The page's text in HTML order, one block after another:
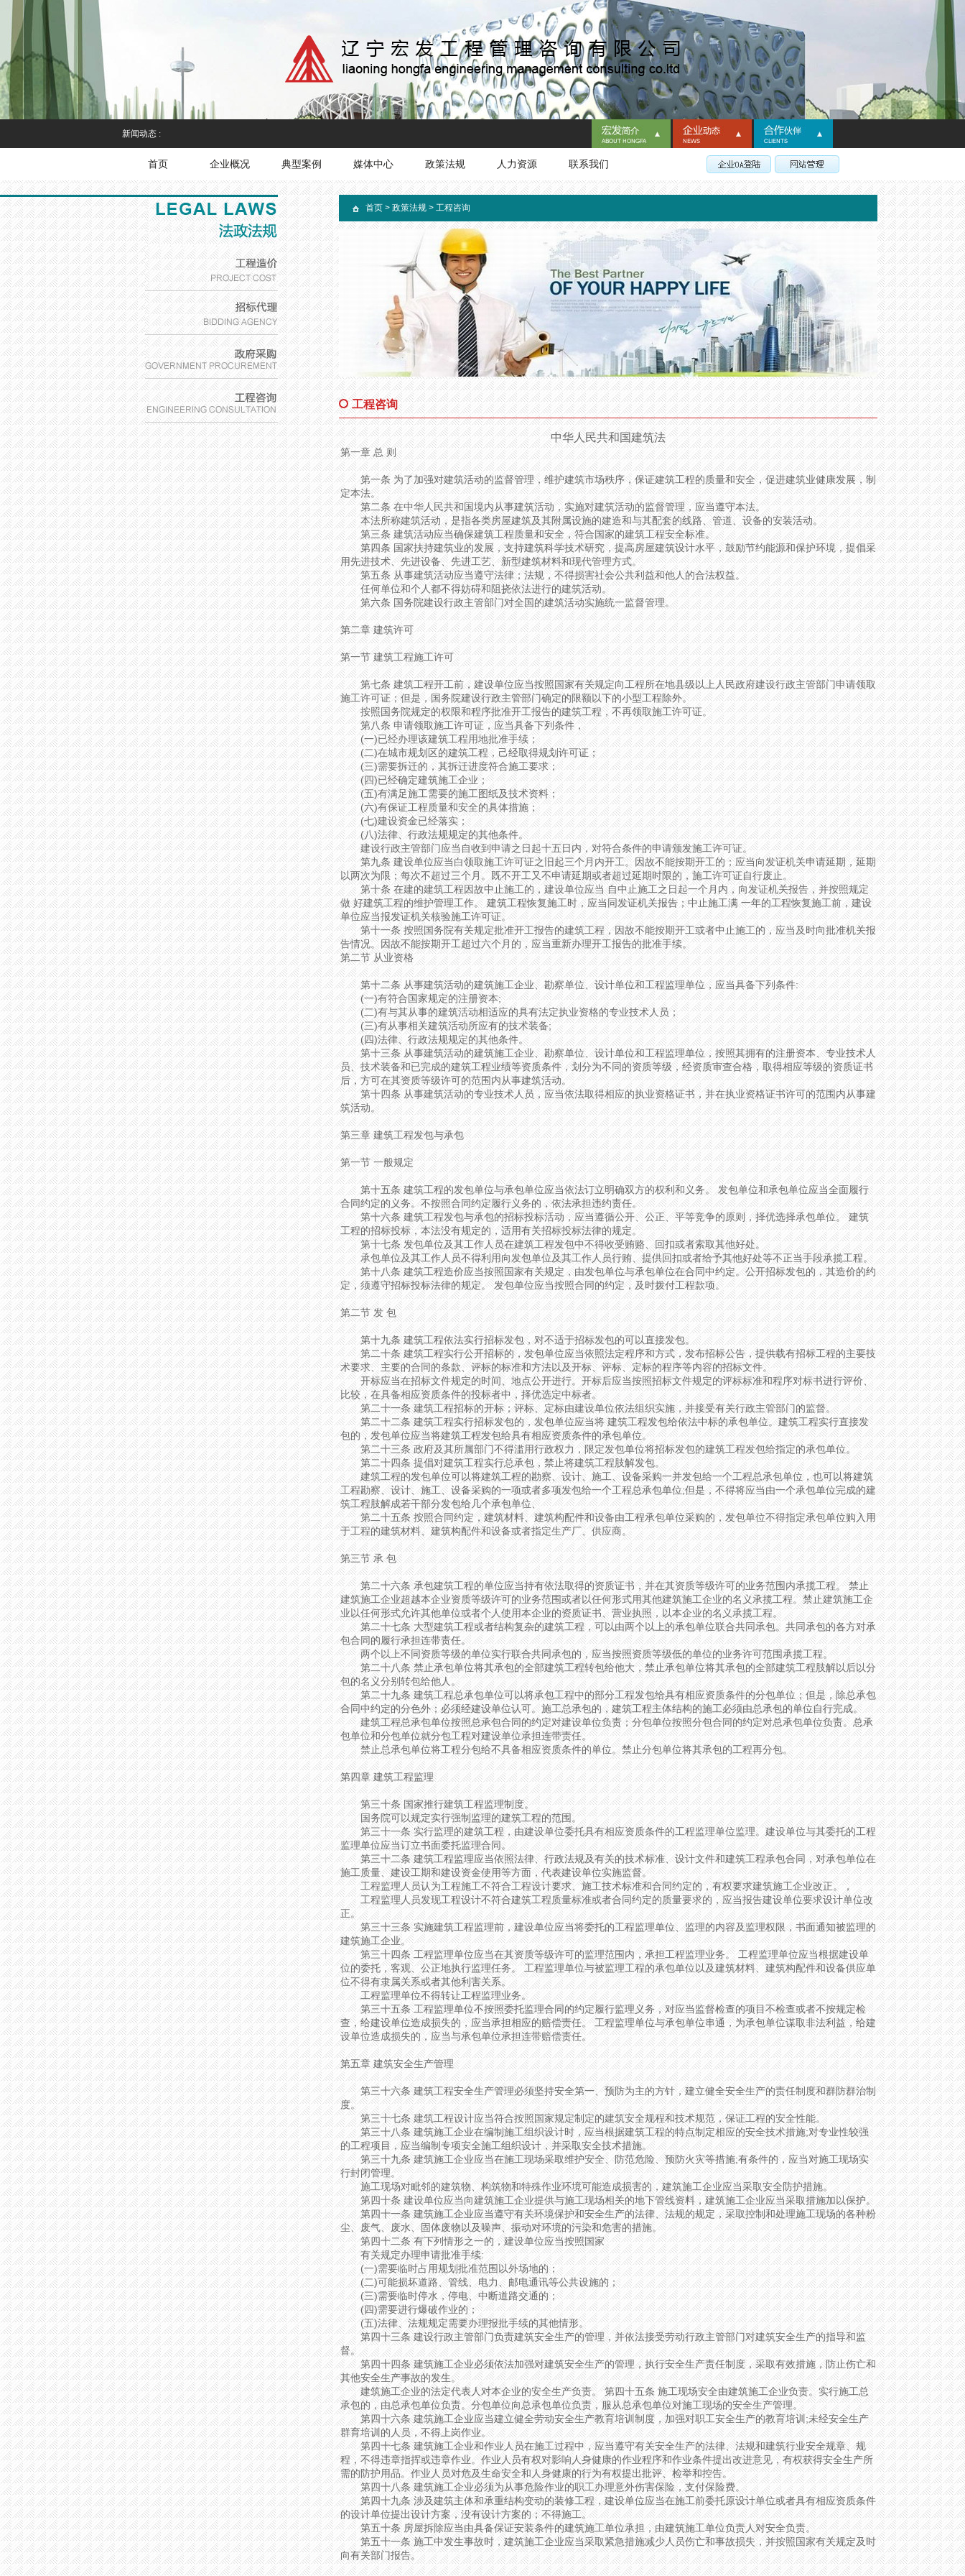
新闻动态 :
首页 企业概况 典型案例 媒体中心 政策法规 人力资源 联系我们
首页 > 政策法规 > 工程咨询
工程咨询
中华人民共和国建筑法
第一章 总 则
第一条 为了加强对建筑活动的监督管理，维护建筑市场秩序，保证建筑工程的质量和安全，促进建筑业健康发展，制
定本法。
第二条 在中华人民共和国境内从事建筑活动，实施对建筑活动的监督管理，应当遵守本法。
本法所称建筑活动，是指各类房屋建筑及其附属设施的建造和与其配套的线路、管道、设备的安装活动。
第三条 建筑活动应当确保建筑工程质量和安全，符合国家的建筑工程安全标准。
第四条 国家扶持建筑业的发展，支持建筑科学技术研究，提高房屋建筑设计水平，鼓励节约能源和保护环境，提倡采
用先进技术、先进设备、先进工艺、新型建筑材料和现代管理方式。
第五条 从事建筑活动应当遵守法律；法规，不得损害社会公共利益和他人的合法权益。
任何单位和个人都不得妨碍和阻挠依法进行的建筑活动。
第六条 国务院建设行政主管部门对全国的建筑活动实施统一监督管理。
第二章 建筑许可
第一节 建筑工程施工许可
第七条 建筑工程开工前，建设单位应当按照国家有关规定向工程所在地县级以上人民政府建设行政主管部门申请领取
施工许可证；但是，国务院建设行政主管部门确定的限额以下的小型工程除外。
按照国务院规定的权限和程序批准开工报告的建筑工程，不再领取施工许可证。
第八条 申请领取施工许可证，应当具备下列条件，
(一)已经办理该建筑工程用地批准手续；
(二)在城市规划区的建筑工程，己经取得规划许可证；
(三)需要拆迁的，其拆迁进度符合施工要求；
(四)已经确定建筑施工企业；
(五)有满足施工需要的施工图纸及技术资料；
(六)有保证工程质量和安全的具体措施；
(七)建设资金已经落实；
(八)法律、行政法规规定的其他条件。
建设行政主管部门应当自收到申请之日起十五日内，对符合条件的申请颁发施工许可证。
第九条 建设单位应当白领取施工许可证之旧起三个月内开工。因故不能按期开工的；应当向发证机关申请延期，延期
以两次为限；每次不超过三个月。既不开工又不申请延期或者超过延期时限的，施工许可证自行废止。
第十条 在建的建筑工程因故中止施工的，建设单位应当 自中止施工之日起一个月内，向发证机关报告，并按照规定
做 好建筑工程的维护管理工作。 建筑工程恢复施工时，应当同发证机关报告；中止施工满 一年的工程恢复施工前，建设
单位应当报发证机关核验施工许可证。
第十一条 按照国务院有关规定批准开工报告的建筑工程，因故不能按期开工或者中止施工的，应当及时向批准机关报
告情况。因故不能按期开工超过六个月的，应当重新办理开工报告的批准手续。
第二节 从业资格
第十二条 从事建筑活动的建筑施工企业、勘察单位、设计单位和工程监理单位，应当具备下列条件:
(一)有符合国家规定的注册资本;
(二)有与其从事的建筑活动相适应的具有法定执业资格的专业技术人员；
(三)有从事相关建筑活动所应有的技术装备;
(四)法律、行政法规规定的其他条件。
第十三条 从事建筑活动的建筑施工企业、勘察单位、设计单位和工程监理单位，按照其拥有的注册资本、专业技术人
员、技术装备和已完成的建筑工程业绩等资质条件，划分为不同的资质等级，经资质审查合格，取得相应等级的资质证书
后，方可在其资质等级许可的范围内从事建筑活动。
第十四条 从事建筑活动的专业技术人员，应当依法取得相应的执业资格证书，并在执业资格证书许可的范围内从事建
筑活动。
第三章 建筑工程发包与承包
第一节 一般规定
第十五条 建筑工程的发包单位与承包单位应当依法订立明确双方的权利和义务。 发包单位和承包单位应当全面履行
合同约定的义务。不按照合同约定履行义务的，依法承担违约责任。
第十六条 建筑工程发包与承包的招标投标活动，应当遵循公开、公正、平等竞争的原则，择优选择承包单位。 建筑
工程的招标投标，本法没有规定的，适用有关招标投标法律的规定。
第十七条 发包单位及其工作人员在建筑工程发包中不得收受贿赂、回扣或者索取其他好处。
承包单位及其工作人员不得利用向发包单位及其工作人员行贿、提供回扣或者给予其他好处等不正当手段承揽工程。
第十八条 建筑工程造价应当按照国家有关规定，由发包单位与承包单位在合同中约定。公开招标发包的，其造价的约
定，须遵守招标投标法律的规定。 发包单位应当按照合同的约定，及时拨付工程款项。
第二节 发 包
第十九条 建筑工程依法实行招标发包，对不适于招标发包的可以直接发包。
第二十条 建筑工程实行公开招标的，发包单位应当依照法定程序和方式，发布招标公告，提供载有招标工程的主要技
术要求、主要的合同的条款、评标的标准和方法以及开标、评标、定标的程序等内容的招标文件。
开标应当在招标文件规定的时间、地点公开进行。开标后应当按照招标文件规定的评标标准和程序对标书进行评价、
比较，在具备相应资质条件的投标者中，择优选定中标者。
第二十一条 建筑工程招标的开标；评标、定标由建设单位依法组织实施，并接受有关行政主管部门的监督。
第二十二条 建筑工程实行招标发包的，发包单位应当将 建筑工程发包给依法中标的承包单位。建筑工程实行直接发
包的，发包单位应当将建筑工程发包给具有相应资质条件的承包单位。
第二十三条 政府及其所属部门不得滥用行政权力，限定发包单位将招标发包的建筑工程发包给指定的承包单位。
第二十四条 提倡对建筑工程实行总承包，禁止将建筑工程肢解发包。
建筑工程的发包单位可以将建筑工程的勘察、设计、施工、设备采购一并发包给一个工程总承包单位，也可以将建筑
工程勘察、设计、施工、设备采购的一项或者多项发包给一个工程总承包单位;但是，不得将应当由一个承包单位完成的建
筑工程肢解成若干部分发包给几个承包单位、
第二十五条 按照合同约定，建筑材料、建筑构配件和设备由工程承包单位采购的，发包单位不得指定承包单位购入用
于工程的建筑材料、建筑构配件和设备或者指定生产厂、供应商。
第三节 承 包
第二十六条 承包建筑工程的单位应当持有依法取得的资质证书，并在其资质等级许可的业务范围内承揽工程。 禁止
建筑施工企业超越本企业资质等级许可的业务范围或者以任何形式用其他建筑施工企业的名义承揽工程。禁止建筑施工企
业以任何形式允许其他单位或者个人使用本企业的资质证书、营业执照，以本企业的名义承揽工程。
第二十七条 大型建筑工程或者结构复杂的建筑工程，可以由两个以上的承包单位联合共同承包。共同承包的各方对承
包合同的履行承担连带责任。
两个以上不同资质等级的单位实行联合共同承包的，应当按照资质等级低的单位的业务许可范围承揽工程。
第二十八条 禁止承包单位将其承包的全部建筑工程转包给他大，禁止承包单位将其承包的全部建筑工程肢解以后以分
包的名义分别转包给他人。
第二十九条 建筑工程总承包单位可以将承包工程中的部分工程发包给具有相应资质条件的分包单位；但是，除总承包
合同中约定的分色外；必须经建设单位认可。施工总承包的，建筑工程主体结构的施工必须由总承包的单位自行完成。
建筑工程总承包单位按照总承包合同的约定对建设单位负责；分包单位按照分包合同的约定对总承包单位负责。总承
包单位和分包单位就分包工程对建设单位承担连带责任。
禁止总承包单位将工程分包给不具备相应资质条件的单位。禁止分包单位将其承包的工程再分包。
第四章 建筑工程监理
第三十条 国家推行建筑工程监理制度。
国务院可以规定实行强制监理的建筑工程的范围。
第三十一条 实行监理的建筑工程，由建设单位委托具有相应资质条件的工程监理单位监理。建设单位与其委托的工程
监理单位应当订立书面委托监理合同。
第三十二条 建筑工程监理应当依照法律、行政法规及有关的技术标准、设计文件和建筑工程承包合同，对承包单位在
施工质量、建设工期和建设资金使用等方面，代表建设单位实施监督。
工程监理人员认为工程施工不符合工程设计要求、施工技术标准和合同约定的，有权要求建筑施工企业改正。，
工程监理人员发现工程设计不符合建筑工程质量标准或者合同约定的质量要求的，应当报告建设单位要求设计单位改
正。
第三十三条 实施建筑工程监理前，建设单位应当将委托的工程监理单位、监理的内容及监理权限，书面通知被监理的
建筑施工企业。
第三十四条 工程监理单位应当在其资质等级许可的监理范围内，承担工程监理业务。 工程监理单位应当根据建设单
位的委托，客观、公正地执行监理任务。 工程监理单位与被监理工程的承包单位以及建筑材料、建筑构配件和设备供应单
位不得有隶属关系或者其他利害关系。
工程监理单位不得转让工程监理业务。
第三十五条 工程监理单位不按照委托监理合同的约定履行监理义务，对应当监督检查的项目不检查或者不按规定检
查，给建设单位造成损失的，应当承担相应的赔偿责任。 工程监理单位与承包单位串通，为承包单位谋取非法利益，给建
设单位造成损失的，应当与承包单位承担连带赔偿责任。
第五章 建筑安全生产管理
第三十六条 建筑工程安全生产管理必须坚持安全第一、预防为主的方针，建立健全安全生产的责任制度和群防群治制
度。
第三十七条 建筑工程设计应当符合按照国家规定制定的建筑安全规程和技术规范，保证工程的安全性能。
第三十八条 建筑施工企业在编制施工组织设计时，应当根据建筑工程的特点制定相应的安全技术措施;对专业性较强
的工程项目，应当编制专项安全施工组织设计，并采取安全技术措施。
第三十九条 建筑施工企业应当在施工现场采取维护安全、防范危险、预防火灾等措施;有条件的，应当对施工现场实
行封闭管理。
施工现场对毗邻的建筑物、构筑物和特殊作业环境可能造成损害的，建筑施工企业应当采取安全防护措施。
第四十条 建设单位应当向建筑施工企业提供与施工现场相关的地下管线资料，建筑施工企业应当采取措施加以保护。
第四十一条 建筑施工企业应当遵守有关环境保护和安全生产的法律、法规的规定，采取控制和处理施工现场的各种粉
尘、废气、废水、固体废物以及噪声、振动对环境的污染和危害的措施。
第四十二条 有下列情形之一的，建设单位应当按照国家
有关规定办理申请批准手续:
(一)需要临时占用规划批准范围以外场地的；
(二)可能损坏道路、管线、电力、邮电通讯等公共设施的；
(三)需要临时停水，停电、中断道路交通的；
(四)需要进行爆破作业的；
(五)法律、法规规定需要办理报批手续的其他情形。
第四十三条 建设行政主管部门负责建筑安全生产的管理，并依法接受劳动行政主管部门对建筑安全生产的指导和监
督。
第四十四条 建筑施工企业必须依法加强对建筑安全生产的管理，执行安全生产责任制度，采取有效措施，防止伤亡和
其他安全生产事故的发生。
建筑施工企业的法定代表人对本企业的安全生产负责。 第四十五条 施工现场安全由建筑施工企业负责。实行施工总
承包的，由总承包单位负责。分包单位向总承包单位负责，服从总承包单位对施工现场的安全生产管理。
第四十六条 建筑施工企业应当建立健全劳动安全生产教育培训制度，加强对职工安全生产的教育培训;未经安全生产
群育培训的人员，不得上岗作业。
第四十七条 建筑施工企业和作业人员在施工过程中，应当遵守有关安全生产的法律、法规和建筑行业安全规章、规
程，不得违章指挥或违章作业。作业人员有权对影响人身健康的作业程序和作业条件提出改进意见，有权获得安全生产所
需的防护用品。作业人员对危及生命安全和人身健康的行为有权提出批评、检举和控告。
第四十八条 建筑施工企业必须为从事危险作业的职工办理意外伤害保险，支付保险费。
第四十九条 涉及建筑主体和承重结构变动的装修工程，建设单位应当在施工前委托原设计单位或者具有相应资质条件
的设计单位提出设计方案，没有设计方案的；不得施工。
第五十条 房屋拆除应当由具备保证安装条件的建筑施工单位承担，由建筑施工单位负责人对安全负责。
第五十一条 施工中发生事故时，建筑施工企业应当采取紧急措施减少人员伤亡和事故损失，并按照国家有关规定及时
向有关部门报告。